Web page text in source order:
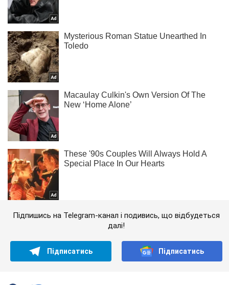
Підпишись на Telegram-канал і подивись, що відбудеться
далі!
Підписатись Підписатись